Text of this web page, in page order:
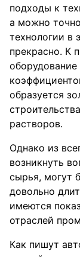
подходы к
а можно
технологии в
прекрасно. К
образуется
растворов.
Однако из
возникнуть
сырья, могут
довольно
имеются
отраслей
Как пишут